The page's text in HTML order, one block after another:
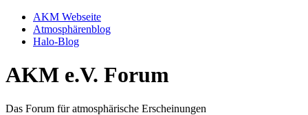
AKM Webseite
Atmosphärenblog
Halo-Blog
AKM e.V. Forum
Das Forum für atmosphärische Erscheinungen